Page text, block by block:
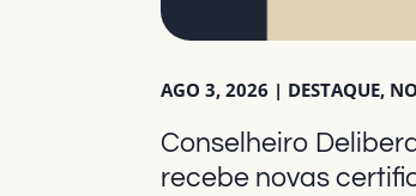
Conselheiro
recebe novas
AGO 3, 2026 | DESTAQUE,